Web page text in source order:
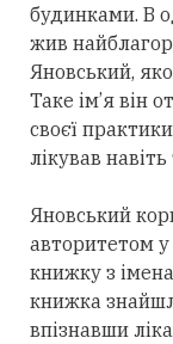
будинками. В
жив
Яновський,
Таке ім’я він
своєї
лікував
Яновський
авторитетом у
книжку з
книжка
впізнавши